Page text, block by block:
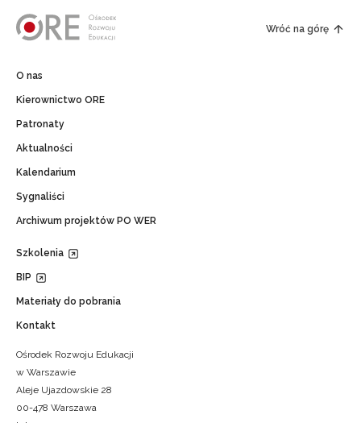
Wróć na górę
O nas
Kierownictwo ORE
Patronaty
Aktualności
Kalendarium
Sygnaliści
Archiwum projektów PO WER
Szkolenia
BIP
Materiały do pobrania
Kontakt
Ośrodek Rozwoju Edukacji
w Warszawie
Aleje Ujazdowskie 28
00-478 Warszawa